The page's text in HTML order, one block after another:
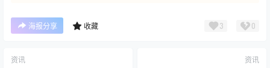
海报分享 收藏 3 0
资讯 资讯